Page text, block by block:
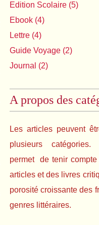
Edition Scolaire (5)
Ebook (4)
Lettre (4)
Guide Voyage (2)
Journal (2)
A propos des
Les articles peuvent
plusieurs
permet de tenir
articles et des livres
porosité croissante des
genres littéraires.